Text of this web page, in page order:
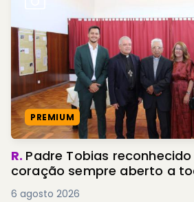
PREMIUM
R. Padre Tobias
coração sempre aberto a
6 agosto 2026